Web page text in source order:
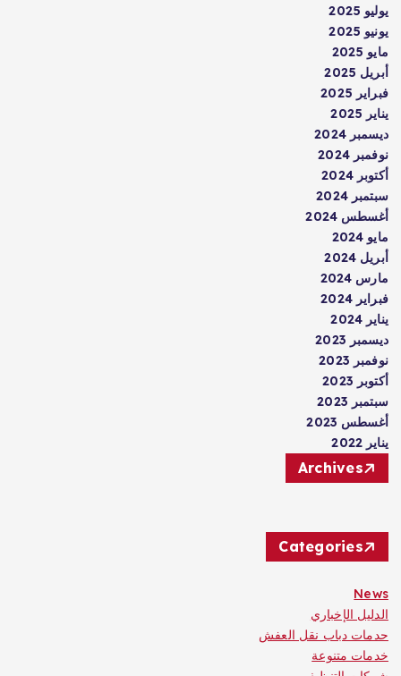
يوليو 2025
يونيو 2025
مايو 2025
أبريل 2025
فبراير 2025
يناير 2025
ديسمبر 2024
نوفمبر 2024
أكتوبر 2024
سبتمبر 2024
أغسطس 2024
مايو 2024
أبريل 2024
مارس 2024
فبراير 2024
يناير 2024
ديسمبر 2023
نوفمبر 2023
أكتوبر 2023
سبتمبر 2023
أغسطس 2023
يناير 2022
Archives
Categories
News
الدليل الإخباري
حدمات دباب نقل العفش
خدمات متنوعة